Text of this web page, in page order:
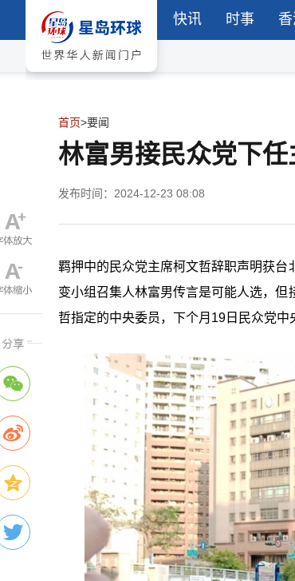
快讯 时事
首页>要闻
林富男接民众党下
发布时间：2024-12-23 08:08
羁押中的民众党主席柯文哲辞职声明获
变小组召集人林富男传言是可能人选，
哲指定的中央委员，下个月19日民众党中